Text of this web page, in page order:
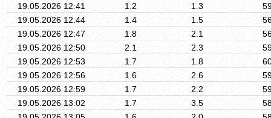
19.05.2026 12:41
1.2 1.3
19.05.2026 12:44
1.4 1.5
19.05.2026 12:47
1.8 2.1
19.05.2026 12:50
2.1 2.3
19.05.2026 12:53
1.7 1.8
19.05.2026 12:56
1.6 2.6
19.05.2026 12:59
1.7 2.2
19.05.2026 13:02
1.7 3.5